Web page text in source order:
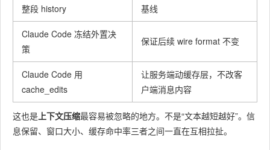
整段 history
基线
Claude Code 冻结外置决
策
保证后续 wire format 不变
Claude Code 用
cache_edits
让服务端动缓存层，不改客
户端消息内容
这也是上下文压缩最容易被忽略的地方。不是“文本越短越好”。信
息保留、窗口大小、缓存命中率三者之间一直在互相拉扯。